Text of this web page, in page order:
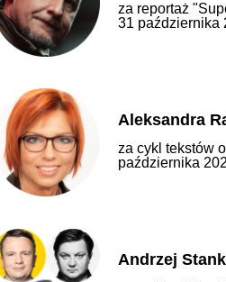
za reportaż
31 października
Aleksandra
za cykl tekstów
października
Andrzej